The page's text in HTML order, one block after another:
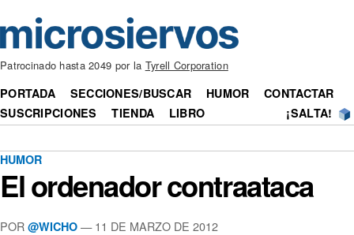
Patrocinado hasta 2049 por la Tyrell Corporation
PORTADA SECCIONES/BUSCAR HUMOR
CONTACTAR
SUSCRIPCIONES
TIENDA LIBRO ¡SALTA!
HUMOR
El ordenador contraataca
POR @WICHO — 11 DE MARZO DE 2012